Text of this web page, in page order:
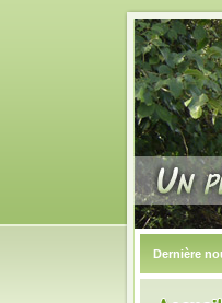
Dernière